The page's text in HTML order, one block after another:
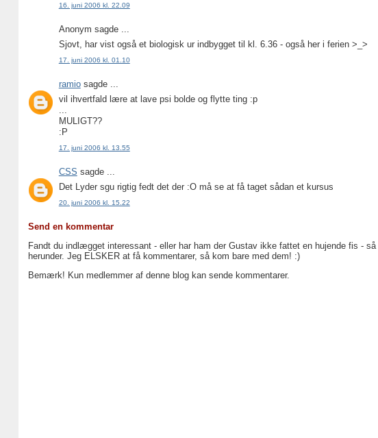
16. juni 2006 kl. 22.09
Anonym sagde ...
Sjovt, har vist også et biologisk ur indbygget til kl. 6.36 - også her i ferien >_>
17. juni 2006 kl. 01.10
ramiosagde ...
vil ihvertfald lære at lave psi bolde og flytte ting :p
...
MULIGT??
:P
17. juni 2006 kl. 13.55
CSS sagde ...
Det Lyder sgu rigtig fedt det der :O må se at få taget sådan et kursus
20. juni 2006 kl. 15.22
Send en kommentar
Fandt du indlægget interessant - eller har ham der Gustav ikke fattet en hujende fis - så
herunder. Jeg ELSKER at få kommentarer, så kom bare med dem! :)
Bemærk! Kun medlemmer af denne blog kan sende kommentarer.